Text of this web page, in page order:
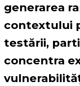
generarea
contextului
testării,
concentra